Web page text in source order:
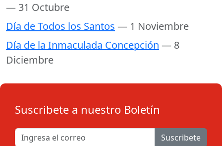
— 31 Octubre
Día de Todos los Santos — 1 Noviembre
Día de la Inmaculada Concepción — 8
Diciembre
Suscribete a nuestro Boletín
Suscribete